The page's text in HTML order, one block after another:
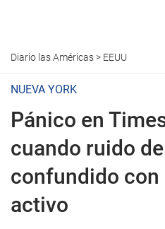
Diario las Américas> EEUU
NUEVA YORK
Pánico en
cuando ruido
confundido
activo